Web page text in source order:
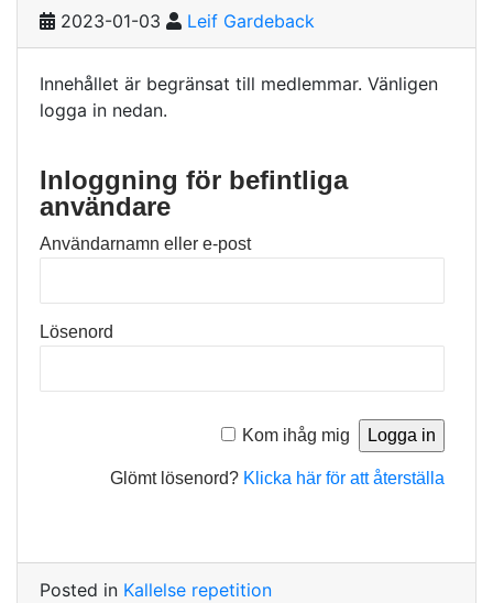
2023-01-03 Leif Gardeback
Innehållet är begränsat till medlemmar. Vänligen
logga in nedan.
Inloggning för befintliga
användare
Användarnamn eller e-post
Lösenord
Kom ihåg mig
Glömt lösenord? Klicka här för att återställa
Posted in Kallelse repetition